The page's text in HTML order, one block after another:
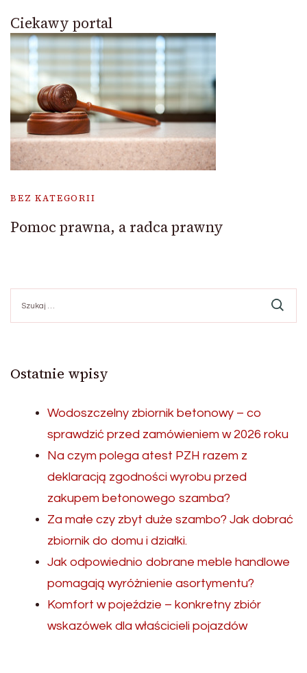
Ciekawy portal
BEZ KATEGORII
Pomoc prawna, a radca prawny
Ostatnie wpisy
Wodoszczelny zbiornik betonowy – co
sprawdzić przed zamówieniem w 2026 roku
Na czym polega atest PZH razem z
deklaracją zgodności wyrobu przed
zakupem betonowego szamba?
Za małe czy zbyt duże szambo? Jak dobrać
zbiornik do domu i działki.
Jak odpowiednio dobrane meble handlowe
pomagają wyróżnienie asortymentu?
Komfort w pojeździe – konkretny zbiór
wskazówek dla właścicieli pojazdów